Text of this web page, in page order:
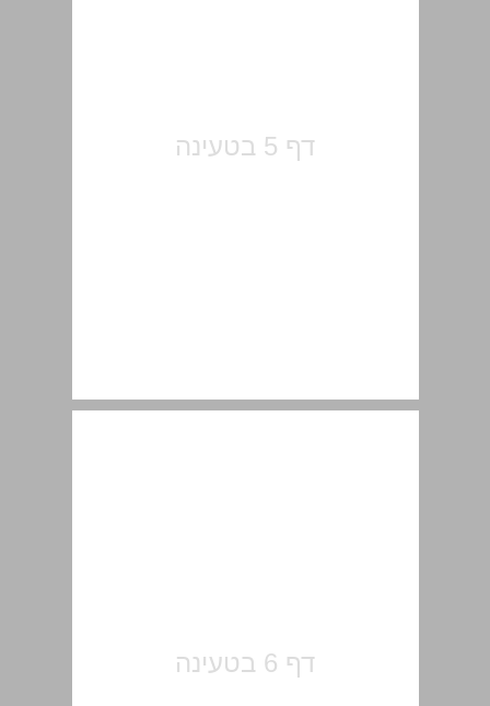
הקדמה ... 7